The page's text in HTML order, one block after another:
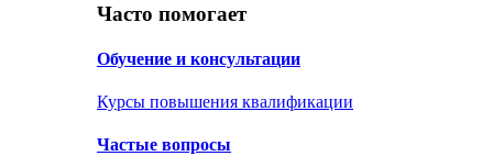
Часто помогает
Обучение и консультации
Курсы повышения квалификации
Частые вопросы